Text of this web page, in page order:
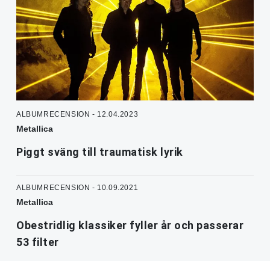
ALBUMRECENSION - 12.04.2023
Metallica
Piggt sväng till traumatisk lyrik
ALBUMRECENSION - 10.09.2021
Metallica
Obestridlig klassiker fyller år och passerar
53 filter